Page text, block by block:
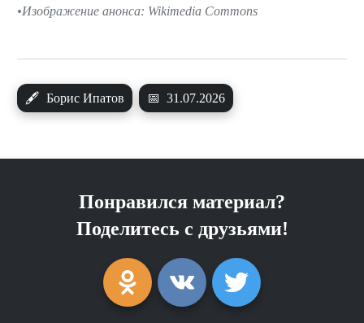
🖋 Борис Ипатов 📅 31.07.2026
Изображение анонса: Wikimedia Commons
Понравился материал?
Поделитесь с друзьями!